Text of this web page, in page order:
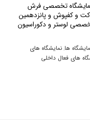
تخصصی فرش
و کفپوش و پانزدهمین
لوستر و دکوراسیون
ها,نمایشگاه های
های فعال داخلی